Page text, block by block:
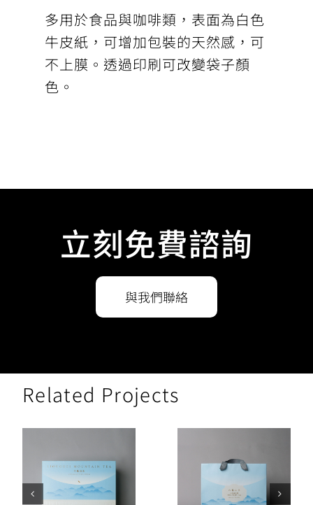
多用於食品與咖啡類，表面為白色
牛皮紙，可增加包裝的天然感，可
不上膜。透過印刷可改變袋子顏
色。
立刻免費諮詢
與我們聯絡
Related Projects